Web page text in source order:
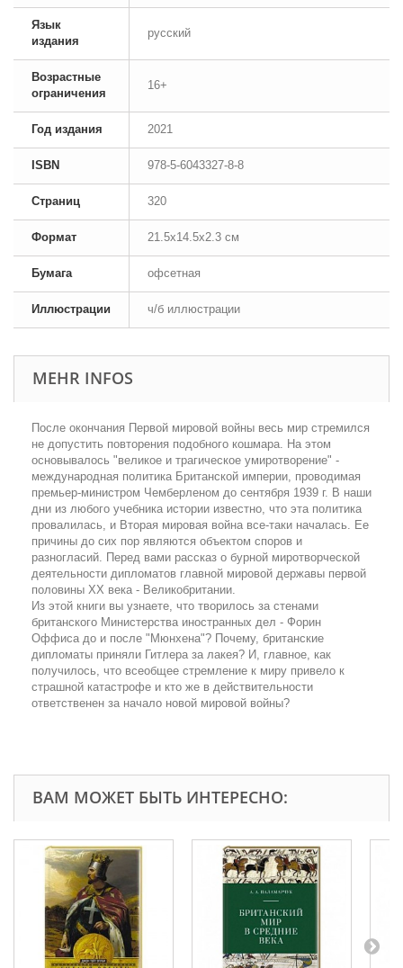
Язык
издания
русский
Возрастные
ограничения
16+
Год издания 2021
ISBN 978-5-6043327-8-8
Страниц 320
Формат 21.5x14.5x2.3 см
Бумага офсетная
Иллюстрации ч/б иллюстрации
MEHR INFOS
После окончания Первой мировой войны весь мир стремился
не допустить повторения подобного кошмара. На этом
основывалось "великое и трагическое умиротворение" -
международная политика Британской империи, проводимая
премьер-министром Чемберленом до сентября 1939 г. В наши
дни из любого учебника истории известно, что эта политика
провалилась, и Вторая мировая война все-таки началась. Ее
причины до сих пор являются объектом споров и
разногласий. Перед вами рассказ о бурной миротворческой
деятельности дипломатов главной мировой державы первой
половины ХХ века - Великобритании.
Из этой книги вы узнаете, что творилось за стенами
британского Министерства иностранных дел - Форин
Оффиса до и после "Мюнхена"? Почему, британские
дипломаты приняли Гитлера за лакея? И, главное, как
получи­лось, что всеобщее стремление к миру привело к
страшной катастрофе и кто же в действительности
ответственен за начало новой мировой войны?
ВАМ МОЖЕТ БЫТЬ ИНТЕРЕСНО: